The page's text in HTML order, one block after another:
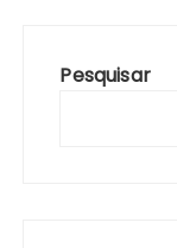
Pesquisar